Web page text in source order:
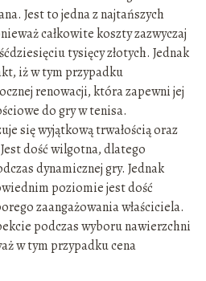
Jest to jedna z najtańszych
całkowite koszty zazwyczaj
tysięcy złotych. Jednak
iż w tym przypadku
renowacji, która zapewni jej
do gry w tenisa.
się wyjątkową trwałością oraz
dość wilgotna, dlatego
dynamicznej gry. Jednak
poziomie jest dość
zaangażowania właściciela.
podczas wyboru nawierzchni
w tym przypadku cena